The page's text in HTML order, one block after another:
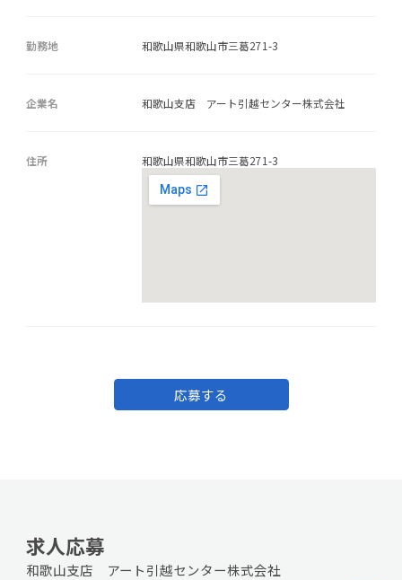
勤務地 和歌山県和歌山市三葛271-3
企業名 和歌山支店 アート引越センター株式会社
住所 和歌山県和歌山市三葛271-3
応募する
求人応募
和歌山支店 アート引越センター株式会社